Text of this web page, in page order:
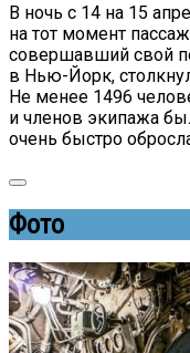
В ночь с 14 на 15
на тот момент
совершавший свой
в Нью-Йорк,
Не менее 1496
и членов экипажа
очень быстро
Фото